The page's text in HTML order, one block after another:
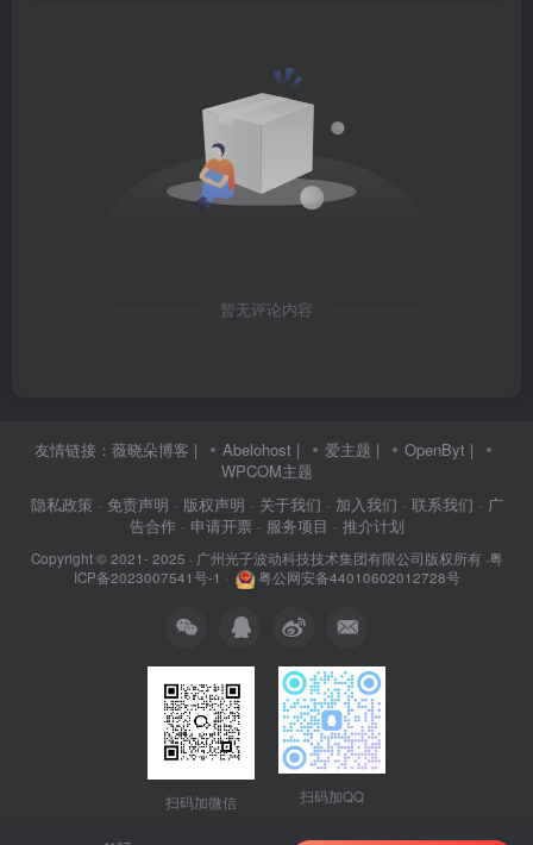
暂无评论内容
友情链接： 薇晓朵博客 | Abelohost | 爱主题 | OpenByt |
WPCOM主题
隐私政策 · 免责声明 · 版权声明 · 关于我们 · 加入我们 · 联系我们 · 广
告合作 · 申请开票 · 服务项目 · 推介计划
Copyright © 2021- 2025 · 广州光子波动科技技术集团有限公司版权所有·粤
ICP备2023007541号-1 · 粤公网安备44010602012728号
扫码加微信 扫码加QQ